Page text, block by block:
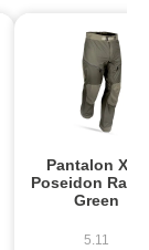
Pantalon X.VI
Poseidon
Green
5.11